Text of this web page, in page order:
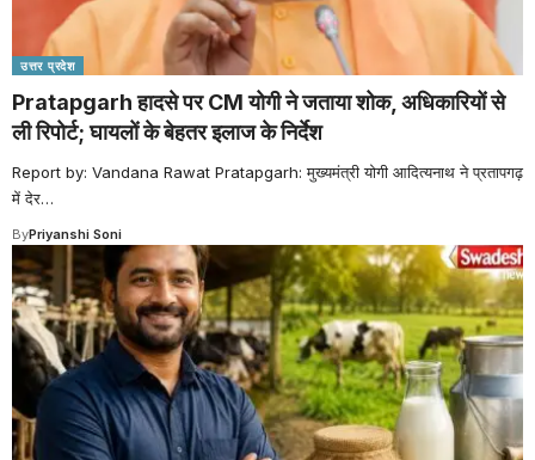
उत्तर प्रदेश
Pratapgarh हादसे पर CM योगी ने जताया शोक, अधिकारियों से
ली रिपोर्ट; घायलों के बेहतर इलाज के निर्देश
Report by: Vandana Rawat Pratapgarh: मुख्यमंत्री योगी आदित्यनाथ ने प्रतापगढ़
में देर…
ByPriyanshi Soni